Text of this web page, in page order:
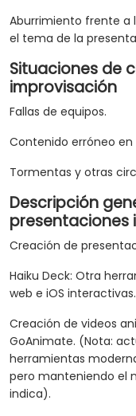
Aburrimiento frente a
el tema de la
Situaciones de
improvisación
Fallas de equipos.
Contenido erróneo en
Tormentas y otras
Descripción
presentaciones
Creación de
Haiku Deck: Otra
web e iOS interactivas.
Creación de videos
GoAnimate. (Nota:
herramientas
pero manteniendo el
indica).